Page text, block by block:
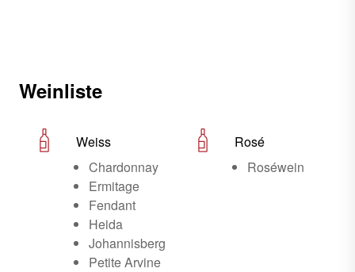
Weinliste
Weiss
Chardonnay
Ermitage
Fendant
Heida
Johannisberg
Petite Arvine
Rosé
Roséwein